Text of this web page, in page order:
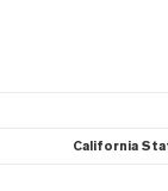
California